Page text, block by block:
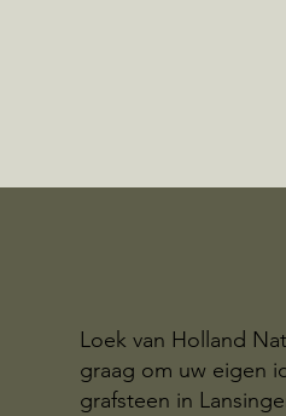
Loek van Holland
graag om uw eigen
grafsteen in